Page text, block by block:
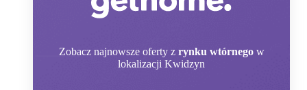
Zobacz najnowsze oferty z rynku wtórnego w
lokalizacji Kwidzyn